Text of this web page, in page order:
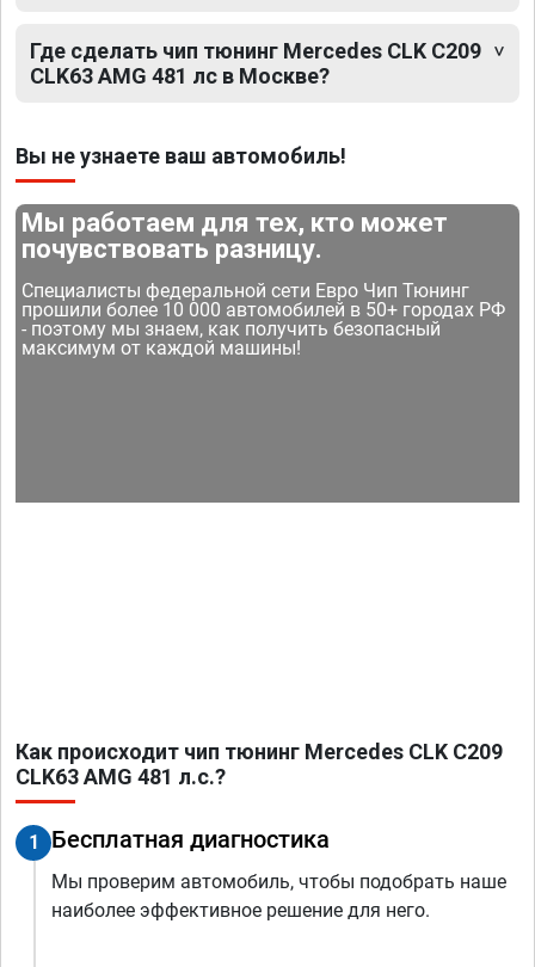
Где сделать чип тюнинг Mercedes CLK C209
CLK63 AMG 481 лс в Москве?
Вы не узнаете ваш автомобиль!
Мы работаем для тех, кто может
почувствовать разницу.
Специалисты федеральной сети Евро Чип Тюнинг
прошили более 10 000 автомобилей в 50+ городах РФ
- поэтому мы знаем, как получить безопасный
максимум от каждой машины!
Как происходит чип тюнинг Mercedes CLK C209
CLK63 AMG 481 л.с.?
1 Бесплатная диагностика
Мы проверим автомобиль, чтобы подобрать наше
наиболее эффективное решение для него.